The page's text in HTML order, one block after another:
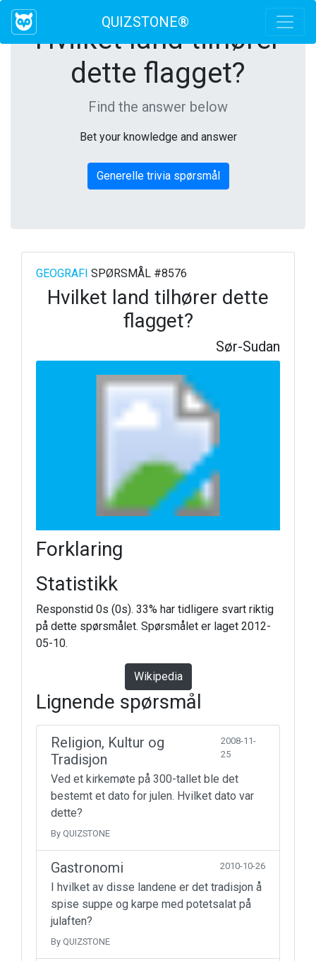
QUIZSTONE®
Hvilket land tilhører
dette flagget?
Find the answer below
Bet your knowledge and answer
Generelle trivia spørsmål
GEOGRAFI SPØRSMÅL #8576
Hvilket land tilhører dette
flagget?
Sør-Sudan
Forklaring
Statistikk
Responstid 0s (0s). 33% har tidligere svart riktig
på dette spørsmålet. Spørsmålet er laget 2012-
05-10.
Wikipedia
Lignende spørsmål
Religion, Kultur og
Tradisjon
2008-11-
25
Ved et kirkemøte på 300-tallet ble det
bestemt et dato for julen. Hvilket dato var
dette?
By QUIZSTONE
Gastronomi 2010-10-26
I hvilket av disse landene er det tradisjon å
spise suppe og karpe med potetsalat på
julaften?
By QUIZSTONE